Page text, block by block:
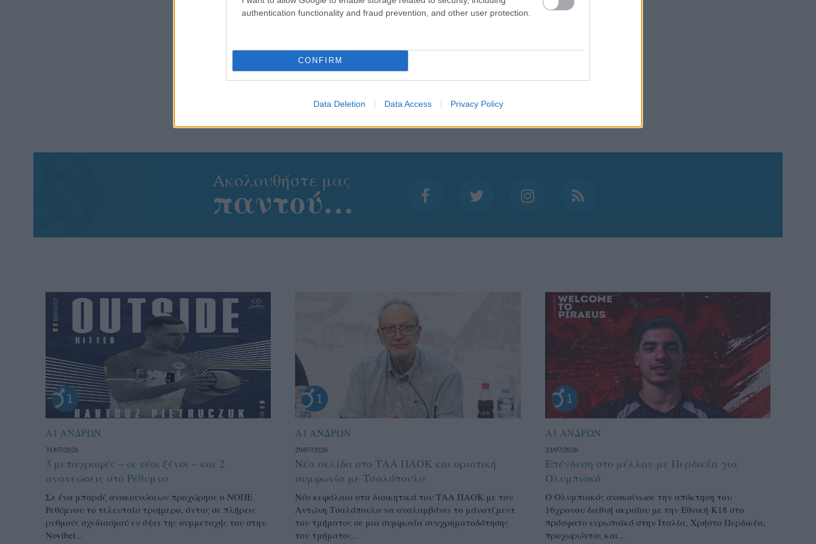
authentication functionality and fraud prevention, and other user protection.
CONFIRM
Data Deletion Data Access Privacy Policy
Aκολουθήστε μας
παντού…
Α1 ΑΝΔΡΩΝ
31/07/2026
3 μεταγραφές – οι νέοι ξένοι – και 2
ανανεώσεις στο Ρέθυμνο
Σε ένα μπαράζ ανακοινώσεων προχώρησε ο ΝΟΠΕ
Ρεθύμνου το τελευταίο τριήμερο, όντας σε πλήρεις
ρυθμούς σχεδιασμού εν όψει της συμμετοχής του στην
Novibet...
Α1 ΑΝΔΡΩΝ
29/07/2026
Νέα σελίδα στο ΤΑΑ ΠΑΟΚ και οριστική
συμφωνία με Τσαλόπουλο
Νέο κεφάλαιο στα διοικητικά του ΤΑΑ ΠΑΟΚ με τον
Αντώνη Τσαλόπουλο να αναλαμβάνει το μάνατζμεντ
του τμήματος σε μια συμφωνία συνχρηματοδότησης
του τμήματος...
Α1 ΑΝΔΡΩΝ
23/07/2026
Επένδυση στο μέλλον με Περδικέα για
Ολυμπιακό
Ο Ολυμπιακός ανακοίνωσε την απόκτηση του
16χρονου διεθνή ακραίου με την Εθνική Κ18 στο
πρόσφατο ευρωπαϊκό στην Ιταλία, Χρήστο Περδικέα,
προχωρώντας και...